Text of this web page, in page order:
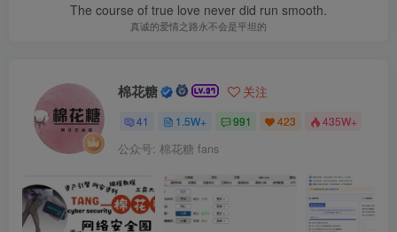
The course of true love never did run smooth.
真诚的爱情之路永不会是平坦的
棉花糖 关注
41 1.5W+ 991 423 435W+
公众号: 棉花糖 fans